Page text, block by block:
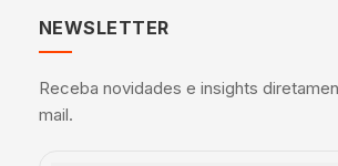
NEWSLETTER
Receba novidades e insights
mail.